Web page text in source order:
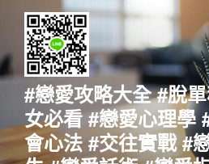
要
#戀愛攻略大全 #脫
女必看 #戀愛心理學
會心法 #交往實戰 #